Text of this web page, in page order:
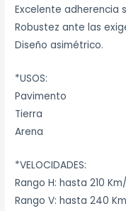
Excelente adherencia
Robustez ante las
Diseño asimétrico.
*USOS:
Pavimento
Tierra
Arena
*VELOCIDADES:
Rango H: hasta 210
Rango V: hasta 240